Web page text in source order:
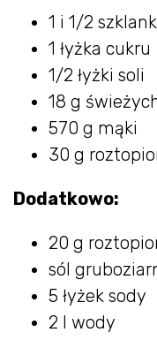
1 i 1/2
1 łyżka cukru
1/2 łyżki soli
18 g
570 g mąki
30 g
Dodatkowo:
20 g
sól
5 łyżek sody
2 l wody